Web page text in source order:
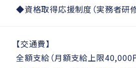
◆資格取得応援制度（実務者研修
【交通費】
全額支給（月額支給上限40,000